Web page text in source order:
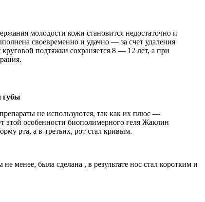
молодости кожи становится недостаточно и
своевременно и удачно — за счет удаления
подтяжки сохраняется 8 — 12 лет, а при
губы
не используются, так как их плюс —
этой особенности биополимерного геля Жаклин
рта, а в-третьих, рот стал кривым.
была сделана , в результате нос стал коротким и